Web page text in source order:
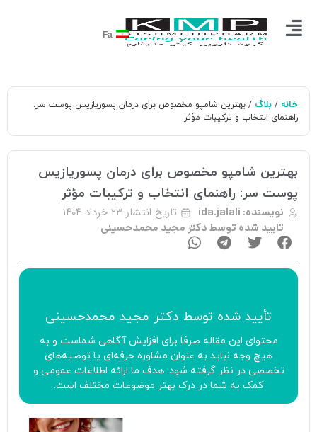
Fa
خانه / بلاگ / بهترین شامپو مخصوص برای درمان پسوریازیس پوست سر:
راهنمای انتخاب و ترکیبات مؤثر
بهترین شامپو مخصوص برای درمان پسوریازیس
پوست سر: راهنمای انتخاب و ترکیبات مؤثر
نویسنده: ida.jalali تاریخ انتشار ۲۳ خرداد ۱۴۰۴
تایید شده توسط دکتر مجید محمدحسینی
تأیید‌‌‌‌‌‌‌ شده توسط دکتر مجید محمدحسینی
محتوای این مقاله صرفا برای افزایش آگاهی شماست و به
هیچ وجه نباید به عنوان مشاوره حرفه‌ای یا توصیه‌های
تخصصی در نظر گرفته شود. هدف ما ارائه اطلاعات عمومی و
کمک به شما در درک بهتر موضوعات مختلف است.